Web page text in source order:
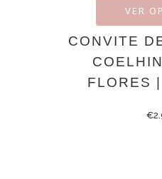
VER
CONVITE
FLORES
€